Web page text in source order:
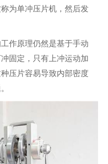
为单冲压片机，然后发
原理仍然是基于手动
固定，只有上冲运动加
压片容易导致内部密度